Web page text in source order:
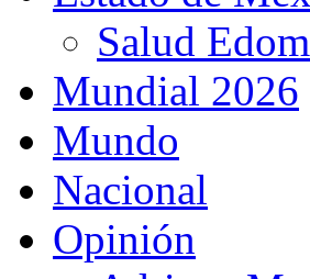
Salud
Mundial 2026
Mundo
Nacional
Opinión